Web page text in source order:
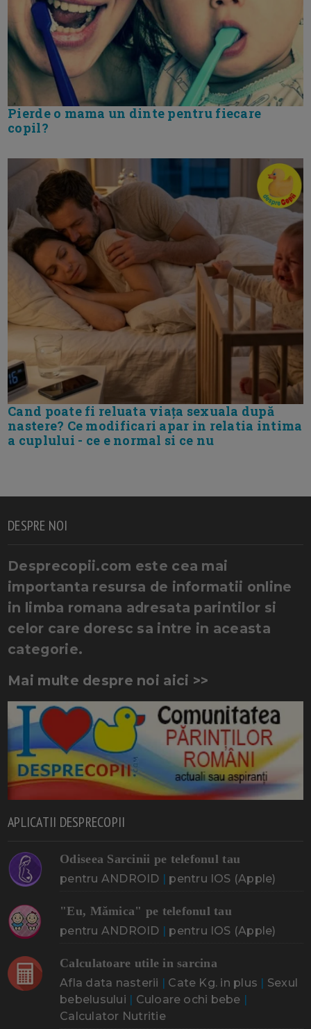
Pierde o mama un dinte pentru fiecare
copil?
Cand poate fi reluata viața sexuala după
nastere? Ce modificari apar in relatia intima
a cuplului - ce e normal si ce nu
DESPRE NOI
Desprecopii.com este cea mai
importanta resursa de informatii online
in limba romana adresata parintilor si
celor care doresc sa intre in aceasta
categorie.
Mai multe despre noi aici >>
APLICATII DESPRECOPII
Odiseea Sarcinii pe telefonul tau
pentru ANDROID | pentru IOS (Apple)
"Eu, Mămica" pe telefonul tau
pentru ANDROID | pentru IOS (Apple)
Calculatoare utile in sarcina
Afla data nasterii | Cate Kg. in plus | Sexul
bebelusului | Culoare ochi bebe |
Calculator Nutritie